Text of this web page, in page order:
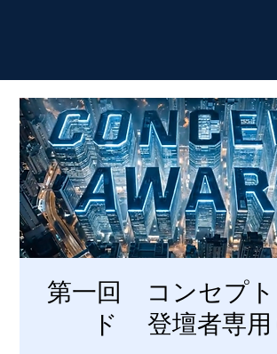
第一回 コンセプト
ド 登壇者専用